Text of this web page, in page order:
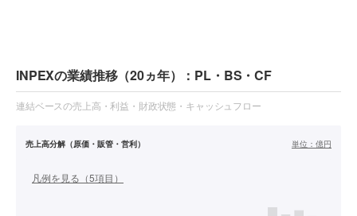
INPEXの業績推移（20ヵ年）：PL・BS・CF
連結ベースの売上高・利益・財政状態・キャッシュフロー
売上高分解（原価・販管・営利） 単位： 億円
凡例を見る（5項目）